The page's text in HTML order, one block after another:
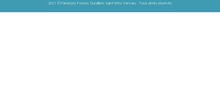
2021 © Paroisses Fosses Survilliers Saint-Witz Vémars - Tous droits réservés